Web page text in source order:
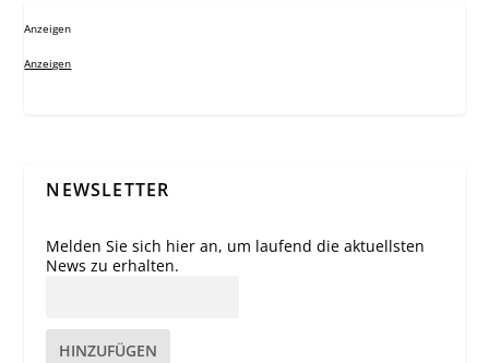
Anzeigen
Anzeigen
NEWSLETTER
Melden Sie sich hier an, um laufend die aktuellsten
News zu erhalten.
HINZUFÜGEN